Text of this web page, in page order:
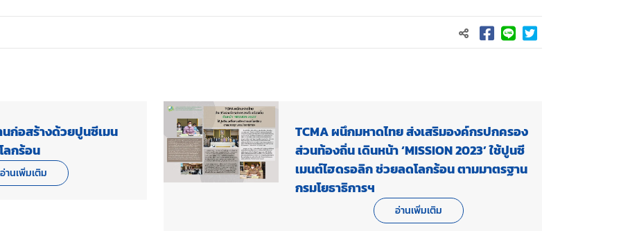
ก่อสร้างด้วยปูนซีเมน
ลกร้อน
อ่านเพิ่มเติม
TCMA ผนึกมหาดไทย ส่งเสริมองค์กรปกครอง
ส่วนท้องถิ่น เดินหน้า ‘MISSION 2023’ ใช้ปูนซี
เมนต์ไฮดรอลิก ช่วยลดโลกร้อน ตามมาตรฐาน
กรมโยธาธิการฯ
อ่านเพิ่มเติม